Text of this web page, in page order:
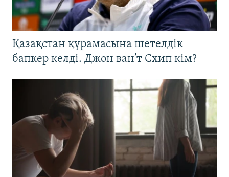
Қазақстан құрамасына шетелдік
бапкер келді. Джон ван’т Схип кім?